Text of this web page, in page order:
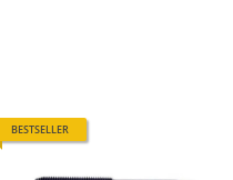
BESTSELLER